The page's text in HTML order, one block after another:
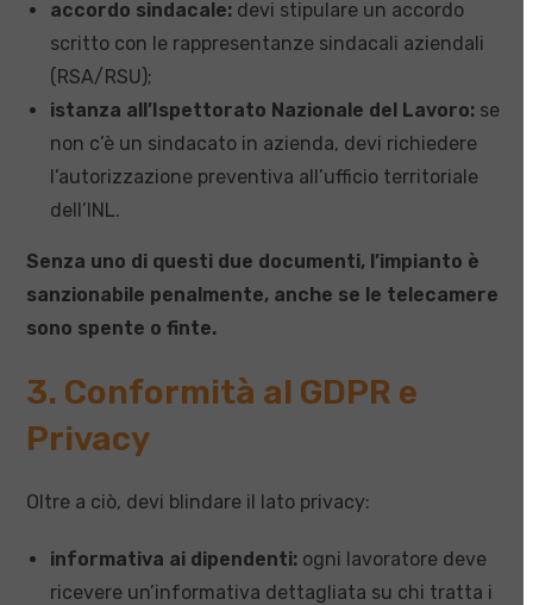
accordo sindacale: devi stipulare un accordo
scritto con le rappresentanze sindacali aziendali
(RSA/RSU);
istanza all’Ispettorato Nazionale del Lavoro: se
non c’è un sindacato in azienda, devi richiedere
l’autorizzazione preventiva all’ufficio territoriale
dell’INL.
Senza uno di questi due documenti, l’impianto è
sanzionabile penalmente, anche se le telecamere
sono spente o finte.
3. Conformità al GDPR e
Privacy
Oltre a ciò, devi blindare il lato privacy:
informativa ai dipendenti: ogni lavoratore deve
ricevere un’informativa dettagliata su chi tratta i